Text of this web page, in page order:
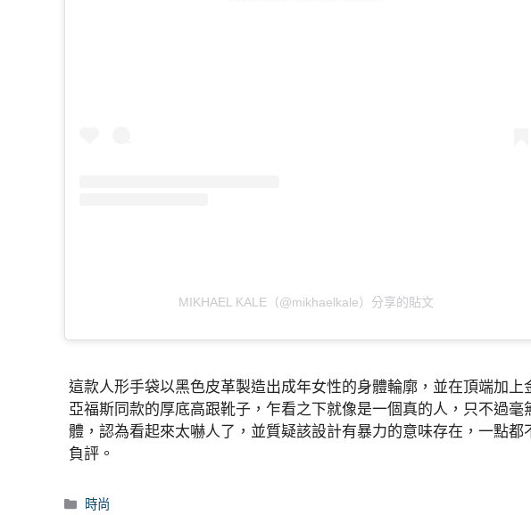
MIKHAEL KALE（@mikhaelkale）分享的貼文
這款人形手袋以黑色皮革製造出成年女性的身體輪廓，並在頂端加
亞福斯同款的厚底高跟靴子，乍看之下就像是一個真的人，只不過
體，認為看起來太嚇人了，並質疑該設計有暴力的意味存在，一點
負評。
分
時尚